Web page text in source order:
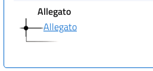
Allegato
Allegato